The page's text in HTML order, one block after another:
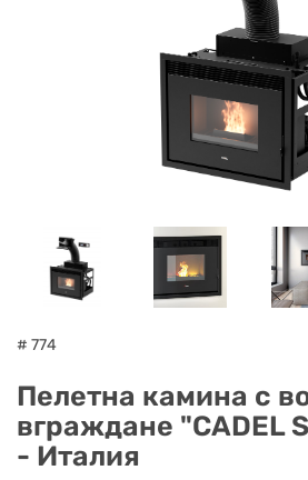
KАМИНИ
ПЕЛЕТИ
# 774
Пелетна камина с
вграждане "CADEL
- Италия